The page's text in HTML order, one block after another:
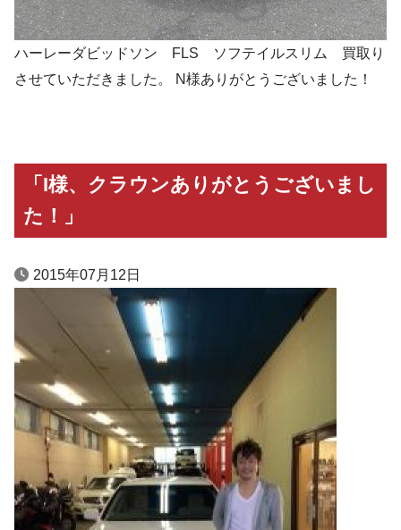
ハーレーダビッドソン FLS ソフテイルスリム 買取り
させていただきました。 N様ありがとうございました！
「I様、クラウンありがとうございまし
た！」
2015年07月12日